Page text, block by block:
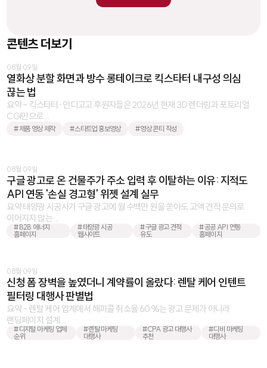
콘텐츠 더보기
08월 09일
열화상 분할 화면과 방수 롱테이크로 킥스타터 내구성 의심
끊는 법
요약 - 킥스타터·인디고고 후원자들은 2026년 현재 3D 렌더링과 포토리얼
CGI만으로 ...
#제품 영상 제작 #스타트업 홍보영상 #영상 콘티 작성
08월 09일
구글 광고로 온 건물주가 주소 입력 후 이탈하는 이유: 지적도
API 연동 '손실 경고형' 위젯 설계 실무
요약 태양광 시공사가 구글 광고에 월 수백만 원을 쏟아도 고액 견적 문의로
이어지지 않는 ...
#B2B 에너지
홈페이지
#태양광 시공
웹사이트
#구글 광고 견적
유도
#공공 API 연동
홈페이지
08월 09일
신청 폼 장벽을 높였더니 계약률이 올랐다: 렌탈 케어 인텐트
필터링 대행사 판별법
요약 - 렌탈 케어 업계에서 해피콜 취소율 60%는 광고 문제가 아니라
랜딩페이지 설계 ...
#디지털 마케팅 업체
순위
#렌탈 마케팅
대행사
#CPA 광고 대행사
추천
#디비 마케팅
대행사